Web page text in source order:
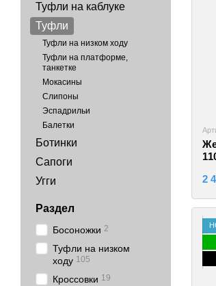
2
Туфли на каблуке
Туфли
Туфли на низком ходу
Туфли на платформе,
танкетке
Мокасины
Слипоны
Эспадрильи
Балетки
Ботинки
Сапоги
Угги
Раздел
Босоножки 2
Туфли на низком
ходу 105
Кроссовки 19